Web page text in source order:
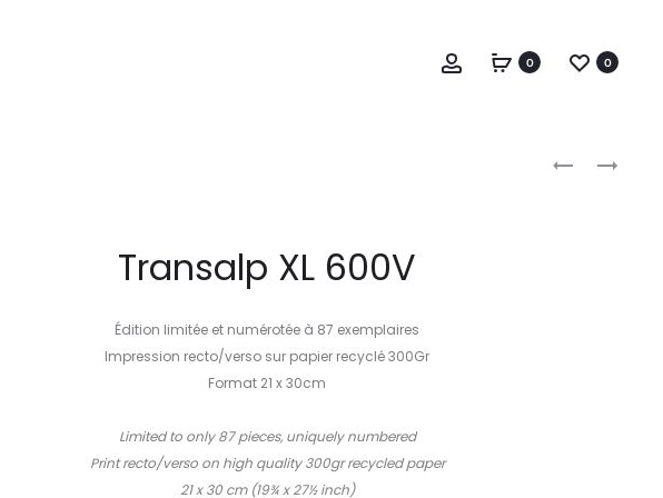
Account0 0
TÉNÉRÉ
Transalp XL 600V
Édition limitée et numérotée à 87 exemplaires
Impression recto/verso sur papier recyclé 300Gr
Format 21 x 30cm
Limited to only 87 pieces, uniquely numbered
Print recto/verso on high quality 300gr recycled paper
21 x 30 cm (19¾ x 27½ inch)